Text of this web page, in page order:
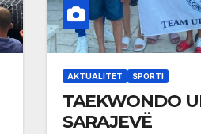
AKTUALITET SPORTI
TAEKWONDO
SARAJEVË